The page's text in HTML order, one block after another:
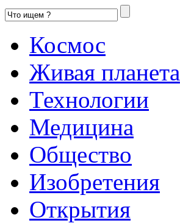
Космос
Живая планета
Технологии
Медицина
Общество
Изобретения
Открытия